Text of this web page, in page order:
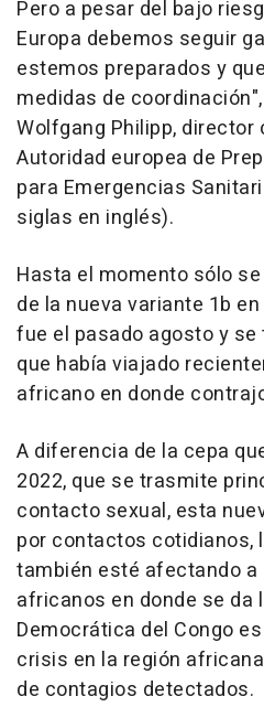
Pero a pesar del bajo
Europa debemos seguir
estemos preparados y
medidas de
Wolfgang Philipp,
Autoridad europea de
para Emergencias
siglas en inglés).
Hasta el momento sólo
de la nueva variante 1b
fue el pasado agosto y
que había viajado
africano en donde
A diferencia de la cepa
2022, que se trasmite
contacto sexual, esta
por contactos cotidianos,
también esté afectando
africanos en donde se da
Democrática del Congo
crisis en la región
de contagios detectados.